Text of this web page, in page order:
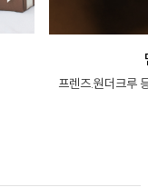
프렌즈.원더크루